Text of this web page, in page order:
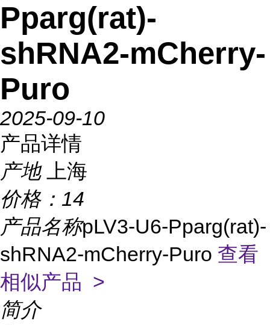
Pparg(rat)-
shRNA2-mCherry-
Puro
2025-09-10
产品详情
产地
上海
价格： 14
产品名称pLV3-U6-Pparg(rat)-
shRNA2-mCherry-Puro 查看
相似产品 >
简介